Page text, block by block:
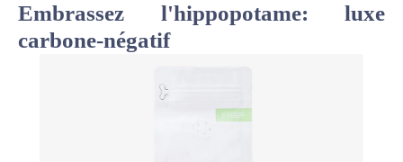
Embrassez l'hippopotame: luxe
carbone-négatif